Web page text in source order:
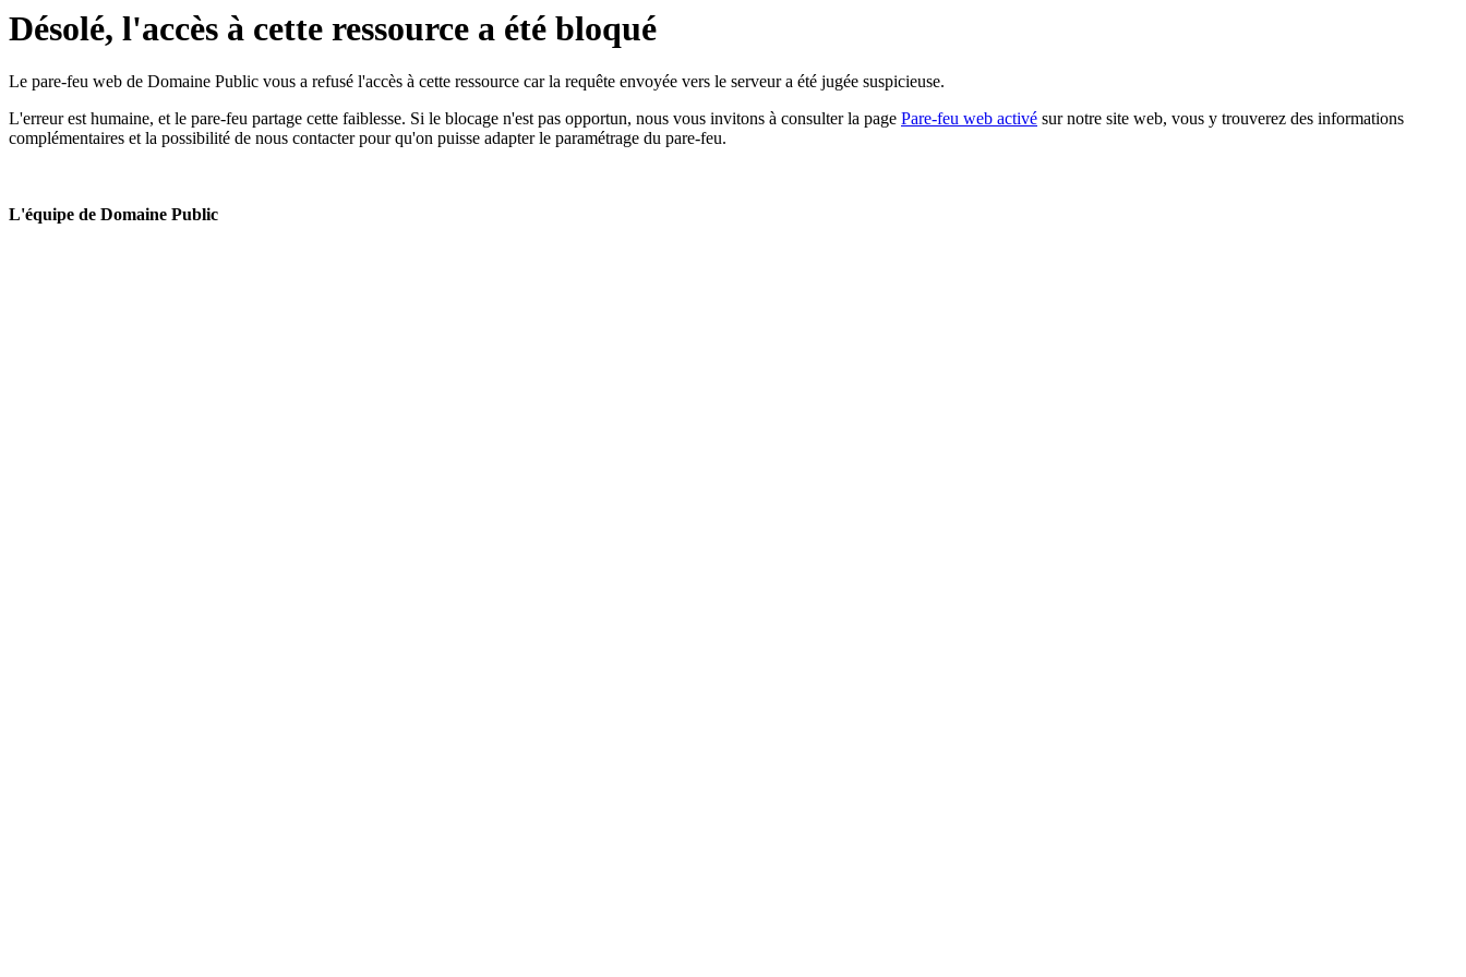
Désolé, l'accès à cette ressource a été bloqué
Le pare-feu web de Domaine Public vous a refusé l'accès à cette ressource car la requête envoyée vers le serveur a été jugée suspicieuse.
L'erreur est humaine, et le pare-feu partage cette faiblesse. Si le blocage n'est pas opportun, nous vous invitons à consulter la page Pare-feu web activé sur notre site web, vous y trouverez des informations
complémentaires et la possibilité de nous contacter pour qu'on puisse adapter le paramétrage du pare-feu.
L'équipe de Domaine Public